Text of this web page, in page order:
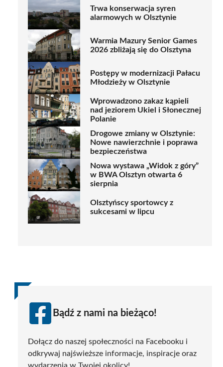
Trwa konserwacja syren
alarmowych w Olsztynie
Warmia Mazury Senior Games
2026 zbliżają się do Olsztyna
Postępy w modernizacji Pałacu
Młodzieży w Olsztynie
Wprowadzono zakaz kąpieli
nad jeziorem Ukiel i Słonecznej
Polanie
Drogowe zmiany w Olsztynie:
Nowe nawierzchnie i poprawa
bezpieczeństwa
Nowa wystawa „Widok z góry”
w BWA Olsztyn otwarta 6
sierpnia
Olsztyńscy sportowcy z
sukcesami w lipcu
Bądź z nami na bieżąco!
Dołącz do naszej społeczności na Facebooku i
odkrywaj najświeższe informacje, inspiracje oraz
wydarzenia w Twojej okolicy!